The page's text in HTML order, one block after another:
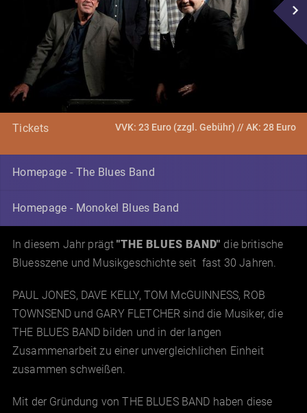
navigate_next
Tickets VVK: 23 Euro (zzgl. Gebühr) // AK: 28 Euro
Homepage - The Blues Band
Homepage - Monokel Blues Band
In diesem Jahr prägt"THE BLUES BAND" die britische
Bluesszene und Musikgeschichte seit fast 30 Jahren.
PAUL JONES, DAVE KELLY, TOM McGUINNESS, ROB
TOWNSEND und GARY FLETCHER sind die Musiker, die
THE BLUES BAND bilden und in der langen
Zusammenarbeit zu einer unvergleichlichen Einheit
zusammen schweißen.
Mit der Gründung von THE BLUES BAND haben diese